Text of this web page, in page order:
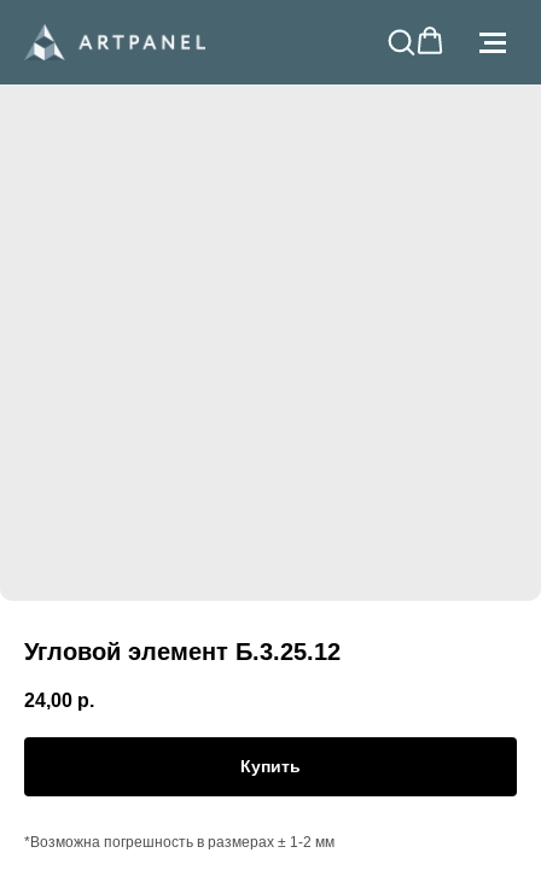
Угловой элемент Б.3.25.12
24,00 р.
Купить
*Возможна погрешность в размерах ± 1-2 мм